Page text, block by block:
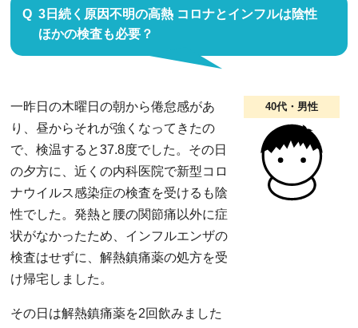
3日続く原因不明の高熱 コロナとインフルは陰性
ほかの検査も必要？
40代・男性
一昨日の木曜日の朝から倦怠感があ
り、昼からそれが強くなってきたの
で、検温すると37.8度でした。その日
の夕方に、近くの内科医院で新型コロ
ナウイルス感染症の検査を受けるも陰
性でした。発熱と腰の関節痛以外に症
状がなかったため、インフルエンザの
検査はせずに、解熱鎮痛薬の処方を受
け帰宅しました。
その日は解熱鎮痛薬を2回飲みました